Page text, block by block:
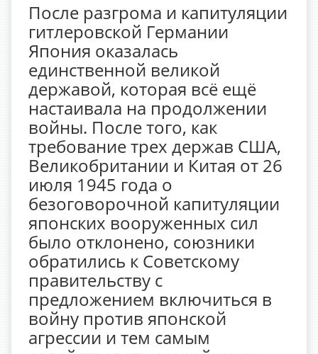
После разгрома и капитуляции
гитлеровской Германии
Япония оказалась
единственной великой
державой, которая всё ещё
настаивала на продолжении
войны. После того, как
требование трех держав США,
Великобритании и Китая от 26
июля 1945 года о
безоговорочной капитуляции
японских вооруженных сил
было отклонено, союзники
обратились к Советскому
правительству с
предложением включиться в
войну против японской
агрессии и тем самым